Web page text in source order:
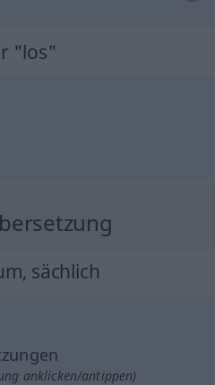
"los"
sächlich
anklicken/antippen)